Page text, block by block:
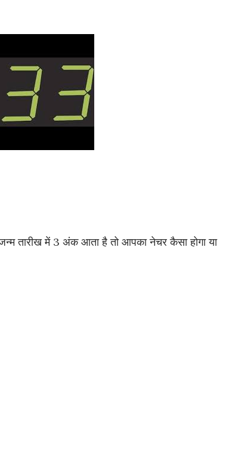
तारीख में 3 अंक आता है तो आपका नेचर कैसा होगा या